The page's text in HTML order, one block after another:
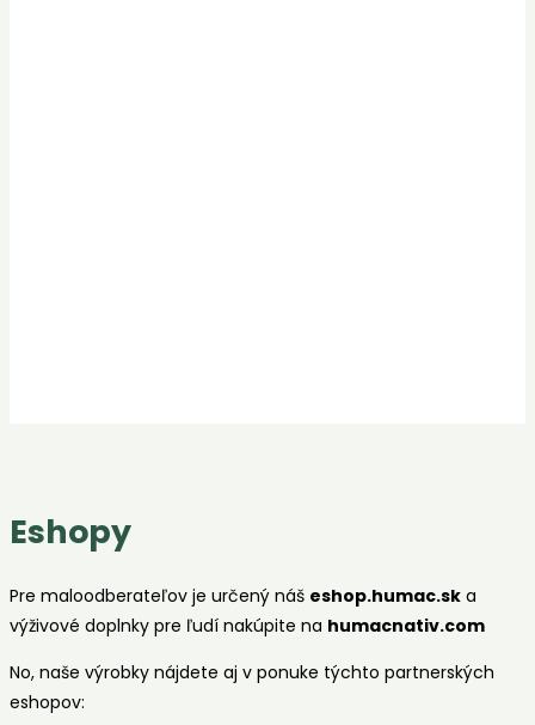
Eshopy
Pre maloodberateľov je určený náš eshop.humac.sk a
výživové doplnky pre ľudí nakúpite na humacnativ.com
No, naše výrobky nájdete aj v ponuke týchto partnerských
eshopov: